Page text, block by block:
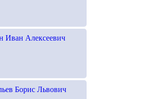
Иван Алексеевич
Борис Львович